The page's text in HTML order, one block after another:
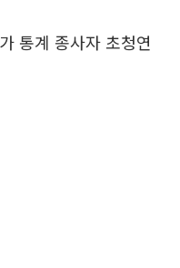
통계 종사자 초청연